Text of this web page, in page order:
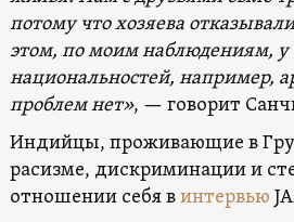
потому что хозяева
этом, по моим наблюдениям, у
национальностей, например,
проблем нет», — говорит
Индийцы, проживающие в
расизме, дискриминации и
отношении себя винтервью